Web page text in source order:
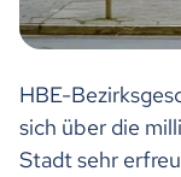
HBE-
sich über die
Stadt sehr